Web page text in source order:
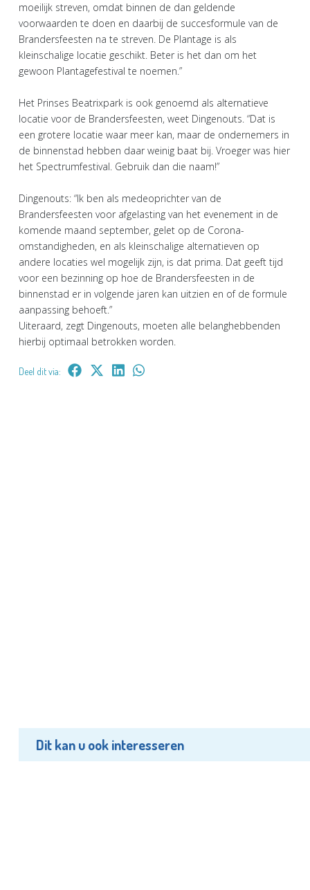
moeilijk streven, omdat binnen de dan geldende
voorwaarden te doen en daarbij de succesformule van de
Brandersfeesten na te streven. De Plantage is als
kleinschalige locatie geschikt. Beter is het dan om het
gewoon Plantagefestival te noemen.”
Het Prinses Beatrixpark is ook genoemd als alternatieve
locatie voor de Brandersfeesten, weet Dingenouts. “Dat is
een grotere locatie waar meer kan, maar de ondernemers in
de binnenstad hebben daar weinig baat bij. Vroeger was hier
het Spectrumfestival. Gebruik dan die naam!”
Dingenouts: “Ik ben als medeoprichter van de
Brandersfeesten voor afgelasting van het evenement in de
komende maand september, gelet op de Corona-
omstandigheden, en als kleinschalige alternatieven op
andere locaties wel mogelijk zijn, is dat prima. Dat geeft tijd
voor een bezinning op hoe de Brandersfeesten in de
binnenstad er in volgende jaren kan uitzien en of de formule
aanpassing behoeft.”
Uiteraard, zegt Dingenouts, moeten alle belanghebbenden
hierbij optimaal betrokken worden.
Deel dit via:
Dit kan u ook interesseren